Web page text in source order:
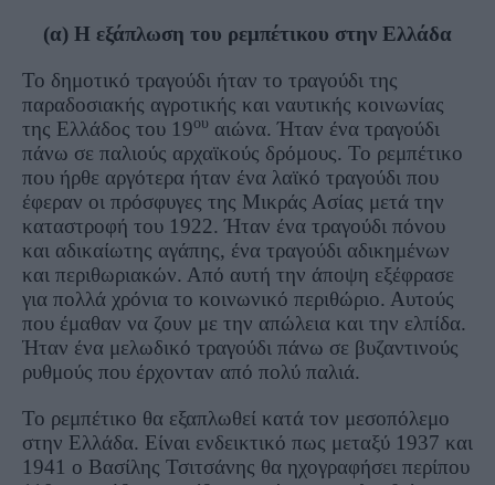
(α) Η εξάπλωση του ρεμπέτικου στην Ελλάδα
Το δημοτικό τραγούδι ήταν το τραγούδι της
παραδοσιακής αγροτικής και ναυτικής κοινωνίας
της Ελλάδος του 19ου αιώνα. Ήταν ένα τραγούδι
πάνω σε παλιούς αρχαϊκούς δρόμους. Το ρεμπέτικο
που ήρθε αργότερα ήταν ένα λαϊκό τραγούδι που
έφεραν οι πρόσφυγες της Μικράς Ασίας μετά την
καταστροφή του 1922. Ήταν ένα τραγούδι πόνου
και αδικαίωτης αγάπης, ένα τραγούδι αδικημένων
και περιθωριακών. Από αυτή την άποψη εξέφρασε
για πολλά χρόνια το κοινωνικό περιθώριο. Αυτούς
που έμαθαν να ζουν με την απώλεια και την ελπίδα.
Ήταν ένα μελωδικό τραγούδι πάνω σε βυζαντινούς
ρυθμούς που έρχονταν από πολύ παλιά.
Το ρεμπέτικο θα εξαπλωθεί κατά τον μεσοπόλεμο
στην Ελλάδα. Είναι ενδεικτικό πως μεταξύ 1937 και
1941 ο Βασίλης Τσιτσάνης θα ηχογραφήσει περίπου